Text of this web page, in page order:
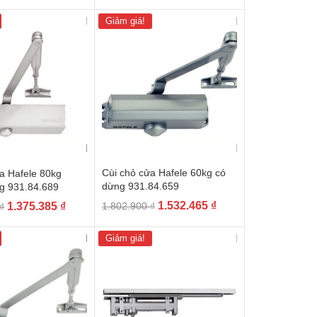
là:
627.000 ₫.
501.000 ₫.
Hafele 80kg
931.84.689
₫ Giá
1.375.385 ₫Giá
là:
1.375.385 ₫.
Giảm giá!
Cùi chỏ cửa Hafele 60kg có
dừng 931.84.659
1.802.900₫ Giá
1.532.465 ₫Giá
Giảm giá!